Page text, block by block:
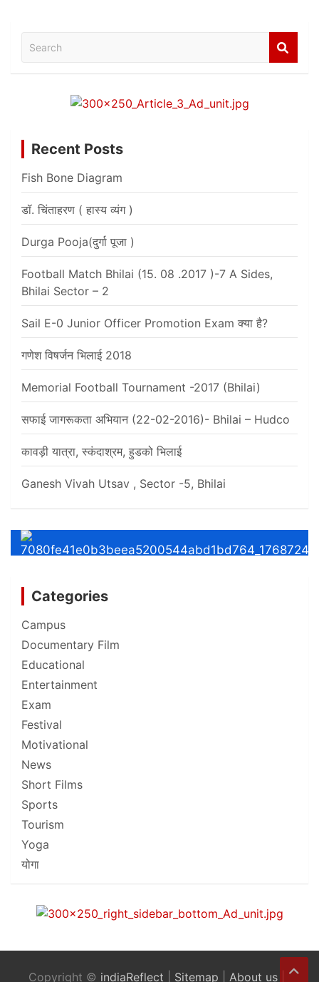
Search
Recent Posts
Fish Bone Diagram
डॉ. चिंताहरण ( हास्य व्यंग )
Durga Pooja(दुर्गा पूजा )
Football Match Bhilai (15. 08 .2017 )-7 A Sides,
Bhilai Sector – 2
Sail E-0 Junior Officer Promotion Exam क्या है?
गणेश विषर्जन भिलाई 2018
Memorial Football Tournament -2017 (Bhilai)
सफाई जागरूकता अभियान (22-02-2016)- Bhilai – Hudco
कावड़ी यात्रा, स्कंदाश्रम, हुडको भिलाई
Ganesh Vivah Utsav , Sector -5, Bhilai
Categories
Campus
Documentary Film
Educational
Entertainment
Exam
Festival
Motivational
News
Short Films
Sports
Tourism
Yoga
योगा
Copyright © indiaReflect Sitemap About us